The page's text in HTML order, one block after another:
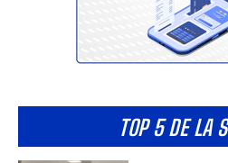
TOP 5 DE LA